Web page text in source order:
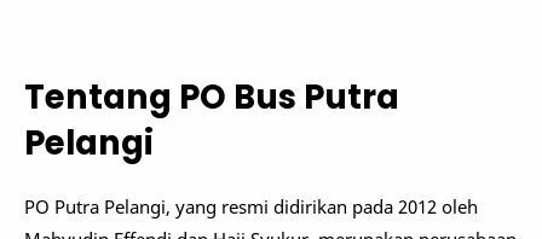
Tentang PO Bus Putra
Pelangi
PO Putra Pelangi, yang resmi didirikan pada 2012 oleh